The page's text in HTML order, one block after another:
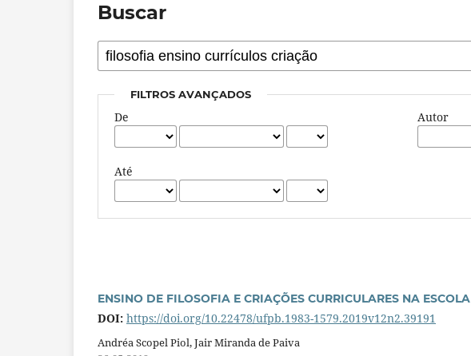
Buscar
FILTROS AVANÇADOS
De
Até
Autor
ENSINO DE FILOSOFIA E CRIAÇÕES CURRICULARES NA ESCOLA
DOI: https://doi.org/10.22478/ufpb.1983-1579.2019v12n2.39191
Andréa Scopel Piol, Jair Miranda de Paiva